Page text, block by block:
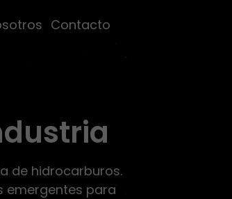
Contacto
de hidrocarburos.
emergentes para